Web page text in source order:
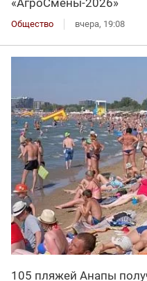
Общество вчера, 19:08
105 пляжей Анапы